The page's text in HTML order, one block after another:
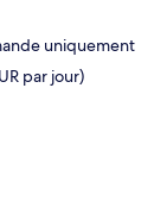
uniquement
par jour)